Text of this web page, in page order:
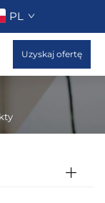
PL
Uzyskaj ofertę